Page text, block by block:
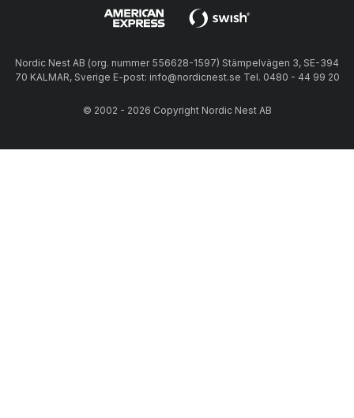
Nordic Nest AB (org. nummer 556628-1597) Stämpelvägen 3, SE-394
70 KALMAR, Sverige E-post: info@nordicnest.se Tel. 0480 - 44 99 20
© 2002 - 2026 Copyright Nordic Nest AB